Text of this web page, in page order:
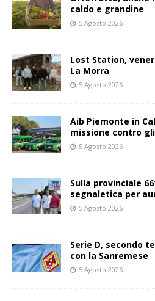
caldo e grandine
5 Agosto 2026
Lost Station,
La Morra
5 Agosto 2026
Aib Piemonte in
missione contro
5 Agosto 2026
Sulla provinciale
segnaletica per
5 Agosto 2026
Serie D, secondo
con la Sanremese
5 Agosto 2026